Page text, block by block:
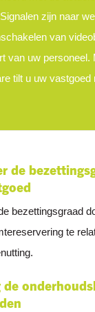
de
bezettingsgraad
te
de
zijn naar
van
van uw personeel.
tilt u uw vastgoed